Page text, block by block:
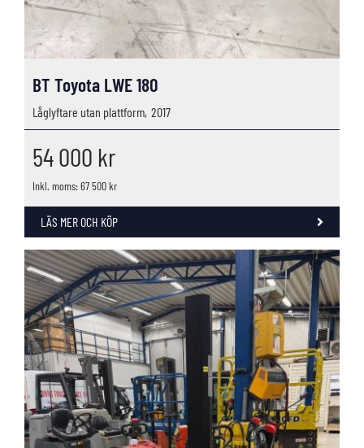
BT Toyota LWE 180
Låglyftare utan plattform, 2017
54 000 kr
Inkl. moms: 67 500 kr
LÄS MER OCH KÖP